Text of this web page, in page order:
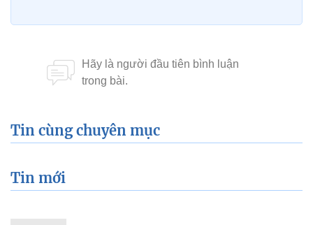
Tin cùng chuyên mục
Tin mới